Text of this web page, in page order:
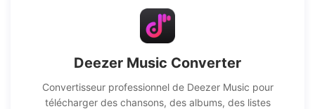
Deezer Music Converter
Convertisseur professionnel de Deezer Music pour
télécharger des chansons, des albums, des listes